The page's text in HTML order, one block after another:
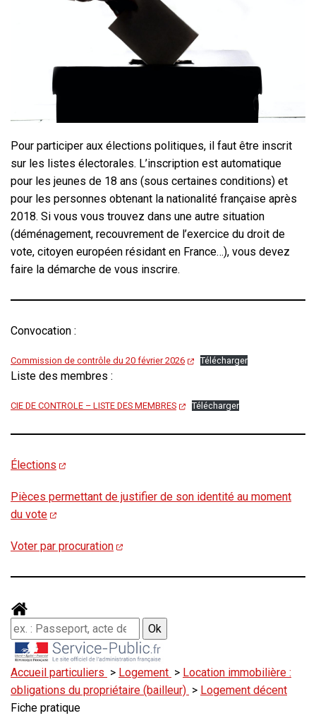
Pour participer aux élections politiques, il faut être inscrit
sur les listes électorales. L’inscription est automatique
pour les jeunes de 18 ans (sous certaines conditions) et
pour les personnes obtenant la nationalité française après
2018. Si vous vous trouvez dans une autre situation
(déménagement, recouvrement de l’exercice du droit de
vote, citoyen européen résidant en France…), vous devez
faire la démarche de vous inscrire.
Convocation :
Commission de contrôle du 20 février 2026 Télécharger
Liste des membres :
CIE DE CONTROLE – LISTE DES MEMBRES Télécharger
Élections
Pièces permettant de justifier de son identité au moment
du vote
Voter par procuration
Accueil particuliers > Logement > Location immobilière :
obligations du propriétaire (bailleur) > Logement décent
Fiche pratique